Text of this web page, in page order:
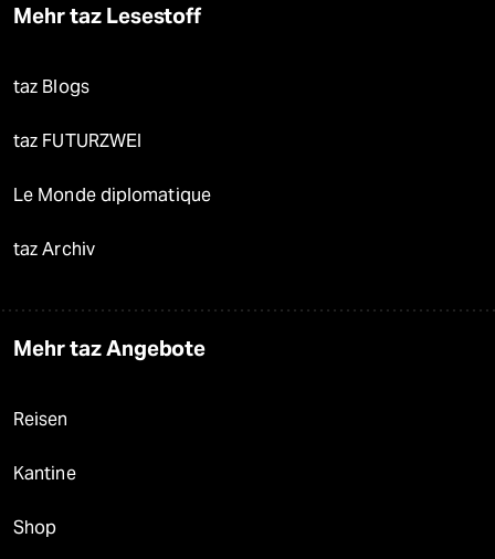
Mehr taz Lesestoff
taz Blogs
taz FUTURZWEI
Le Monde diplomatique
taz Archiv
Mehr taz Angebote
Reisen
Kantine
Shop